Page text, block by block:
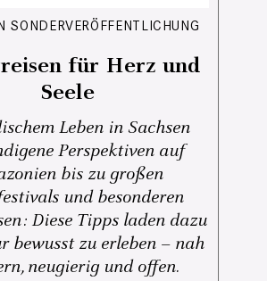
SONDERVERÖFFENTLICHUNG
für Herz und
Seele
Leben in Sachsen
Perspektiven auf
bis zu großen
und besonderen
Diese Tipps laden dazu
bewusst zu erleben – nah
neugierig und offen.